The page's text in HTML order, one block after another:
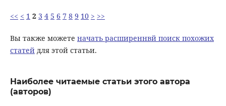
<< < 1 2 3 4 5 6 7 8 9 10 > >>
Вы также можете начать расширеннвй поиск похожих
статейдля этой статьи.
Наиболее читаемые статьи этого автора
(авторов)